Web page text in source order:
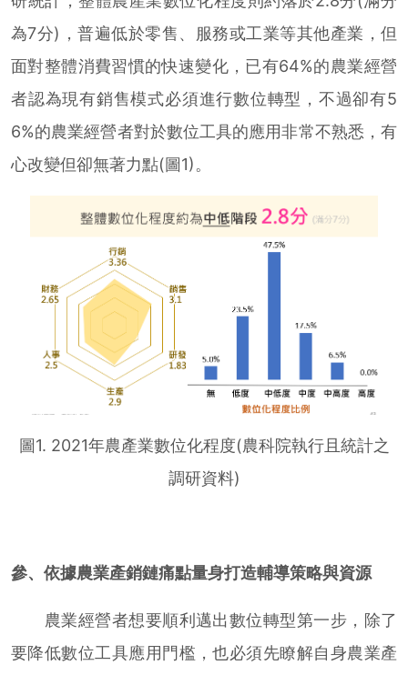
為7分)，普遍低於零售、服務或工業等其他產業，但
面對整體消費習慣的快速變化，已有64%的農業經營
者認為現有銷售模式必須進行數位轉型，不過卻有5
6%的農業經營者對於數位工具的應用非常不熟悉，有
心改變但卻無著力點(圖1)。
圖1. 2021年農產業數位化程度(農科院執行且統計之
調研資料)
參、依據農業產銷鏈痛點量身打造輔導策略與資源
農業經營者想要順利邁出數位轉型第一步，除了
要降低數位工具應用門檻，也必須先瞭解自身農業產